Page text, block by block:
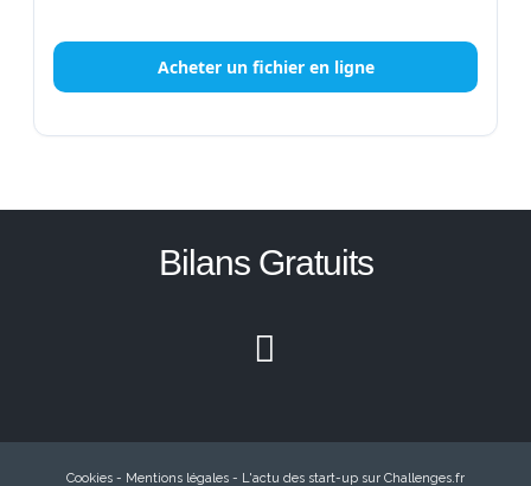
Acheter un fichier en ligne
Bilans Gratuits
Cookies - Mentions légales - L'actu des start-up sur Challenges.fr